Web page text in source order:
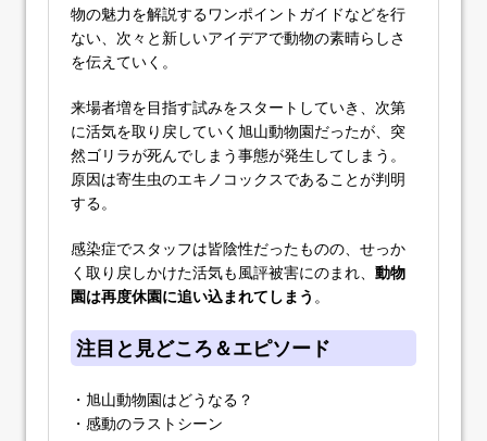
物の魅力を解説するワンポイントガイドなどを行
ない、次々と新しいアイデアで動物の素晴らしさ
を伝えていく。
来場者増を目指す試みをスタートしていき、次第
に活気を取り戻していく旭山動物園だったが、突
然ゴリラが死んでしまう事態が発生してしまう。
原因は寄生虫のエキノコックスであることが判明
する。
感染症でスタッフは皆陰性だったものの、せっか
く取り戻しかけた活気も風評被害にのまれ、 動物
園は再度休園に追い込まれてしまう 。
注目と見どころ＆エピソード
・旭山動物園はどうなる？
・感動のラストシーン